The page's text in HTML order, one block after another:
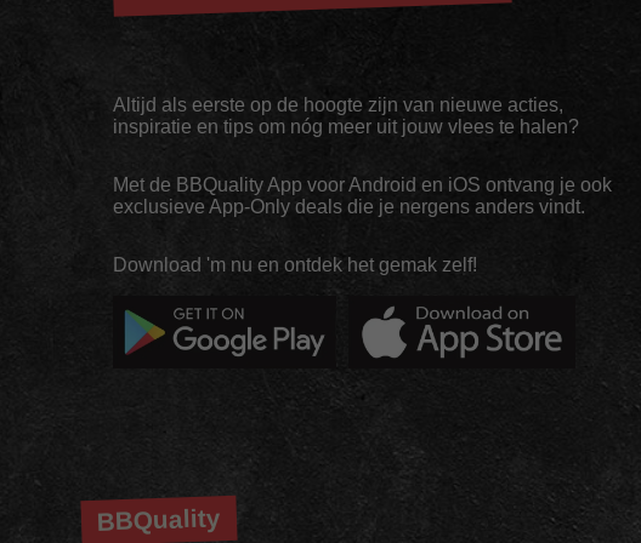
Altijd als eerste op de hoogte zijn van nieuwe acties,
inspiratie en tips om nóg meer uit jouw vlees te halen?
Met de BBQuality App voor Android en iOS ontvang je ook
exclusieve App-Only deals die je nergens anders vindt.
Download 'm nu en ontdek het gemak zelf!
BBQuality